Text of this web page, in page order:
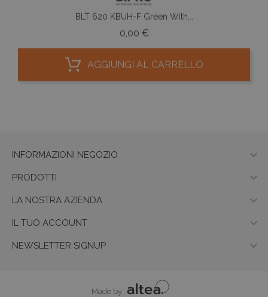
BLT 620 KBUH-F Green With...
0,00 €Prezzo
AGGIUNGI AL CARRELLO
INFORMAZIONI NEGOZIO 
PRODOTTI 
LA NOSTRA AZIENDA 
IL TUO ACCOUNT 
NEWSLETTER SIGNUP 
Made by